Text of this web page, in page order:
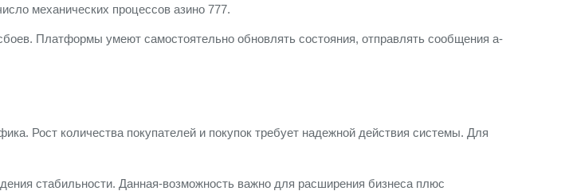
механических процессов азино 777.
Платформы умеют самостоятельно обновлять состояния, отправлять сообщения а-
Рост количества покупателей и покупок требует надежной действия системы. Для
стабильности. Данная-возможность важно для расширения бизнеса плюс